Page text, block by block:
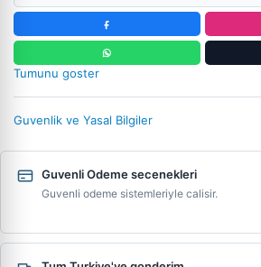
Tumunu goster
Guvenlik ve Yasal Bilgiler
Guvenli Odeme secenekleri
Guvenli odeme sistemleriyle calisir.